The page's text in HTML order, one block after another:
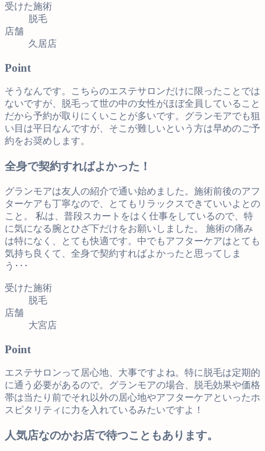
受けた施術
脱毛
店舗
久居店
Point
そうなんです。こちらのエステサロンだけに限ったことでは
ないですが、脱毛って世の中の女性がほぼ全員していること
だから予約が取りにくいことが多いです。グランモアでも狙
い目は平日なんですが、そこが難しいという方は早めのご予
約をお奨めします。
全身で契約すればよかった！
グランモアは友人の紹介で通い始めました。施術前後のアフ
ターケアも丁寧なので、とてもリラックスできていいよとの
こと。 私は、普段スカートをはく仕事をしているので、特
に気になる腕とひざ下だけをお願いしました。 施術の痛み
は特になく、とても快適です。中でもアフターケアはとても
気持ち良くて、全身で契約すればよかったと思ってしま
う･･･
受けた施術
脱毛
店舗
大宮店
Point
エステサロンって居心地、大事ですよね。特に脱毛は定期的
に通う必要があるので。グランモアの場合、脱毛効果や価格
帯は当たり前でそれ以外の居心地やアフターケアといったホ
スピタリティに力を入れているみたいですよ！
人気店なのかお店で待つこともあります。